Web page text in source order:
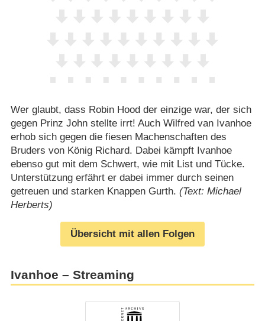
Wer glaubt, dass Robin Hood der einzige war, der sich
gegen Prinz John stellte irrt! Auch Wilfred van Ivanhoe
erhob sich gegen die fiesen Machenschaften des
Bruders von König Richard. Dabei kämpft Ivanhoe
ebenso gut mit dem Schwert, wie mit List und Tücke.
Unterstützung erfährt er dabei immer durch seinen
getreuen und starken Knappen Gurth. (Text: Michael
Herberts)
Übersicht mit allen Folgen
Ivanhoe – Streaming